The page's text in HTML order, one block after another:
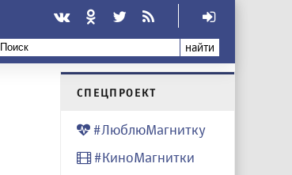
найти
CПЕЦПРОЕКТ
#ЛюблюМагнитку
#КиноМагнитки